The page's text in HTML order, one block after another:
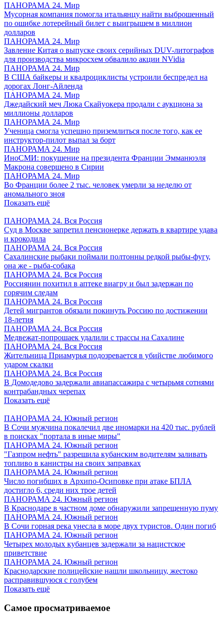
ПАНОРАМА 24. Мир
Мусорная компания помогла итальянцу найти выброшенный
по ошибке лотерейный билет с выигрышем в миллион
долларов
ПАНОРАМА 24. Мир
Завление Китая о выпуске своих серийных DUV-литографов
для производства микросхем обвалило акции NVidia
ПАНОРАМА 24. Мир
В США байкеры и квадроциклисты устроили беспредел на
дорогах Лонг-Айленда
ПАНОРАМА 24. Мир
Джедайский меч Люка Скайуокера продали с аукциона за
миллионы долларов
ПАНОРАМА 24. Мир
Ученица смогла успешно приземлиться после того, как ее
инструктор-пилот выпал за борт
ПАНОРАМА 24. Мир
ИноСМИ: покушение на президента Франции Эмманюэля
Макрона совершено в Сирии
ПАНОРАМА 24. Мир
Во Франции более 2 тыс. человек умерли за неделю от
аномального зноя
Показать ещё
ПАНОРАМА 24. Вся Россия
Суд в Москве запретил пенсионерке держать в квартире удава
и крокодила
ПАНОРАМА 24. Вся Россия
Сахалинские рыбаки поймали полтонны редкой рыбы-фугу,
она же - рыба-собака
ПАНОРАМА 24. Вся Россия
Россиянин похитил в аптеке виагру и был задержан по
горячим следам
ПАНОРАМА 24. Вся Россия
Детей мигрантов обязали покинуть Россию по достижении
18-летия
ПАНОРАМА 24. Вся Россия
Медвежат-попрошаек удалили с трассы на Сахалине
ПАНОРАМА 24. Вся Россия
Жительница Приамурья подозревается в убийстве любимого
ударом скалки
ПАНОРАМА 24. Вся Россия
В Домодедово задержали авиапассажира с четырьмя сотнями
контрабандных черепах
Показать ещё
ПАНОРАМА 24. Южный регион
В Сочи мужчина покалечил две иномарки на 420 тыс. рублей
в поисках "портала в иные миры"
ПАНОРАМА 24. Южный регион
"Газпром нефть" разрешила кубанским водителям заливать
топливо в канистры на своих заправках
ПАНОРАМА 24. Южный регион
Число погибших в Архипо-Осиповке при атаке БПЛА
достигло 6, среди них трое детей
ПАНОРАМА 24. Южный регион
В Краснодаре в частном доме обнаружили запрещенную пуму
ПАНОРАМА 24. Южный регион
В Сочи горная река унесла в море двух туристов. Один погиб
ПАНОРАМА 24. Южный регион
Четырех молодых кубанцев задержали за нацистское
приветствие
ПАНОРАМА 24. Южный регион
Краснодарские полицейские нашли школьницу, жестоко
расправившуюся с голубем
Показать ещё
Самое просматриваемое